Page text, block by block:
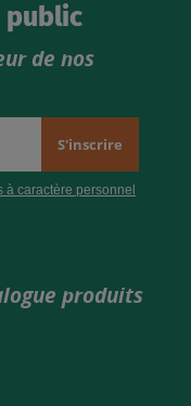
public
de nos
produits